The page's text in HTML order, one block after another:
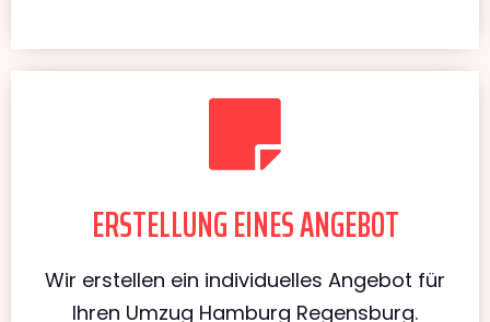
ERSTELLUNG EINES ANGEBOT
Wir erstellen ein individuelles Angebot für
Ihren Umzug Hamburg Regensburg.